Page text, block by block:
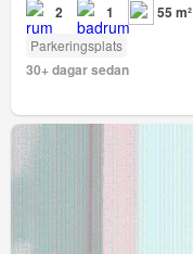
2 1 55 m²
Parkeringsplats
30+ dagar sedan